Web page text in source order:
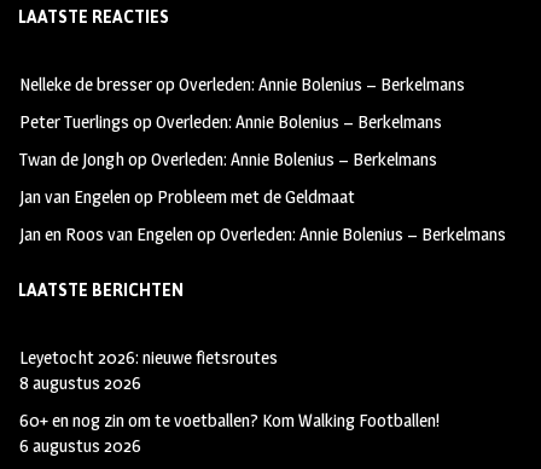
b
oo
k
ag
m
tt
LAATSTE REACTIES
Nelleke de bresseropOverleden: Annie Bolenius – Berkelmans
Peter Tuerlings opOverleden: Annie Bolenius – Berkelmans
Twan de JonghopOverleden: Annie Bolenius – Berkelmans
Jan van Engelenop Probleem met de Geldmaat
Jan en Roos van EngelenopOverleden: Annie Bolenius – Berkelmans
LAATSTE BERICHTEN
Leyetocht 2026: nieuwe fietsroutes
8 augustus 2026
60+ en nog zin om te voetballen? Kom Walking Footballen!
6 augustus 2026